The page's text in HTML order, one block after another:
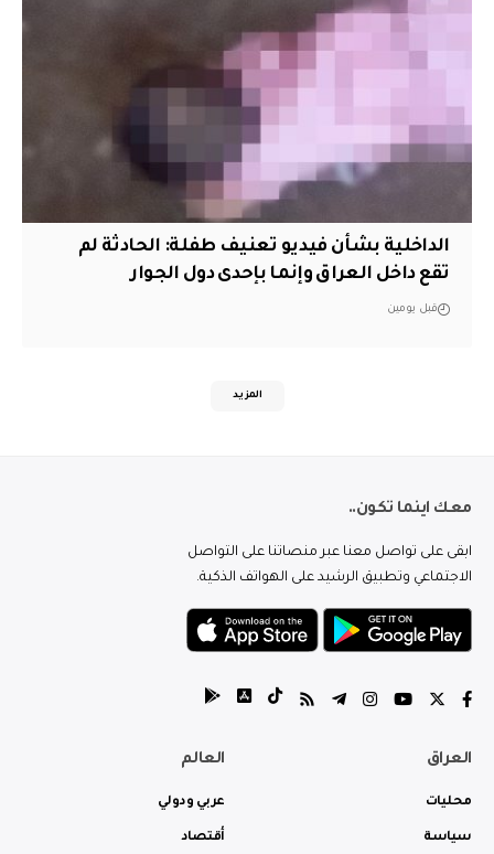
الداخلية بشأن فيديو تعنيف طفلة: الحادثة لم
تقع داخل العراق وإنما بإحدى دول الجوار
قبل يومين
المزيد
معك اينما تكون..
ابقى على تواصل معنا عبر منصاتنا على التواصل
الاجتماعي وتطبيق الرشيد على الهواتف الذكية.
العراق
محليات
سياسة
العالم
عربي ودولي
أقتصاد